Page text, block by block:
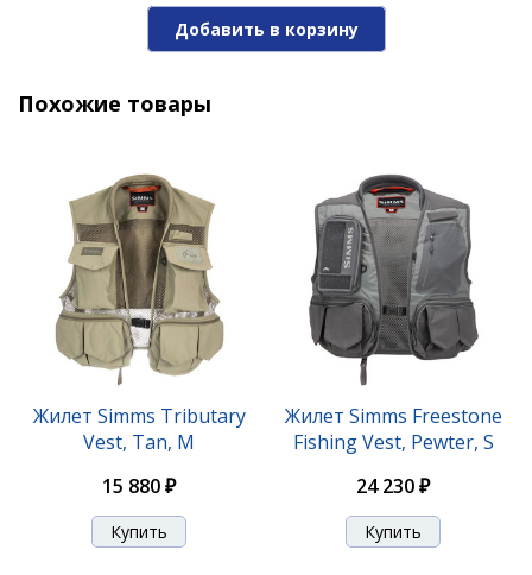
Добавить в корзину
Похожие товары
Жилет Simms Tributary
Vest, Tan, M
15 880 ₽
Жилет Simms Freestone
Fishing Vest, Pewter, S
24 230 ₽